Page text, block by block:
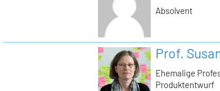
Absolvent
Prof.
Ehemalige
Produktentwurf